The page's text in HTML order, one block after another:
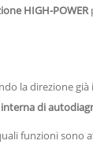
HIGH-POWER
la direzione
di
funzioni sono